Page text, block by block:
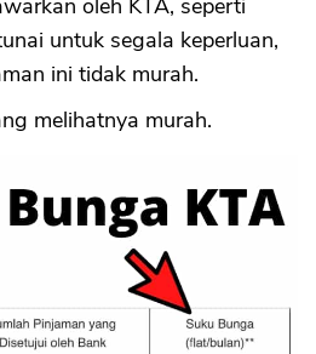
oleh KTA, seperti
untuk segala keperluan,
ini tidak murah.
melihatnya murah.